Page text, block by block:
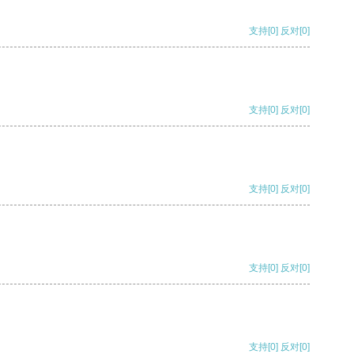
支持[0] 反对[0]
支持[0] 反对[0]
支持[0] 反对[0]
支持[0] 反对[0]
支持[0] 反对[0]